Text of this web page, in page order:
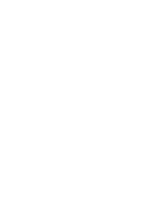
nuestro ecosistema.